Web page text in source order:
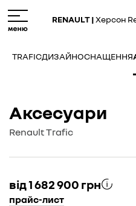
to
main
RENAULT |Херсон
TRAFICДИЗАЙНОСНАЩЕННЯ
Аксесуари
Renault Trafic
від 1 682 900 грн
прайс-лист